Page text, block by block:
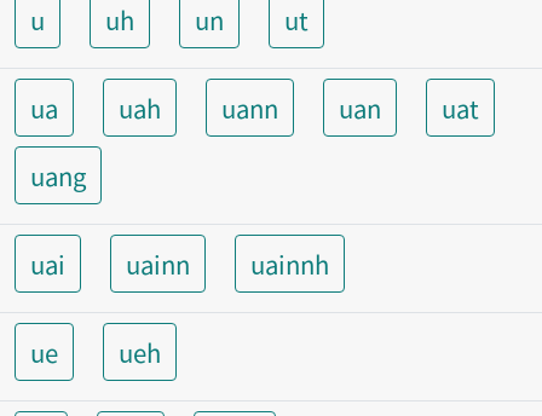
u uh un ut
ua uah uann uan
uat
uang
uai uainn uainnh
ue ueh